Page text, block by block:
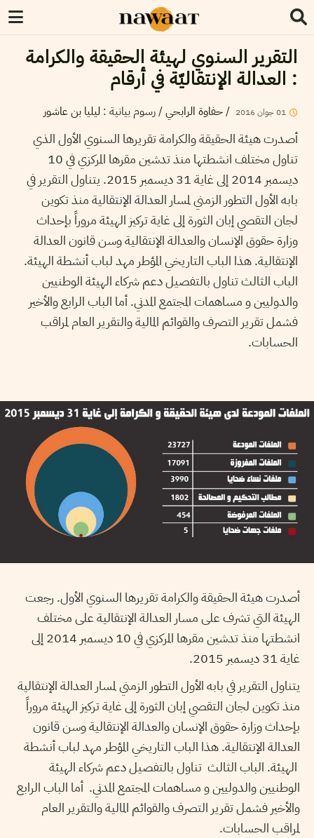
التقرير السنوي لهيئة الحقيقة والكرامة
: العدالة الإنتقاليّة في أرقام
01جوان2016
/حفاوة الرابحي/رسوم بيانية : ليليا بن عاشور
أصدرت هيئة الحقيقة والكرامة تقريرها السنوي الأول الذي
تناول مختلف انشطتها منذ تدشين مقرها المركزي في 10
ديسمبر 2014 إلى غاية 31 ديسمبر 2015. يتناول التقرير في
بابه الأول التطور الزمني لمسار العدالة الإنتقالية منذ تكوين
لجان التقصي إبان الثورة إلى غاية تركيز الهيئة مروراً بإحداث
وزارة حقوق الإنسان والعدالة الإنتقالية وسن قانون العدالة
الإنتقالية. هذا الباب التاريخي المؤطر مهد لباب أنشطة الهيئة.
الباب الثالث تناول بالتفصيل دعم شركاء الهيئة الوطنيين
والدوليين و مساهمات المجتمع المدني. أما الباب الرابع والأخير
فشمل تقرير التصرف والقوائم المالية والتقرير العام لمراقب
الحسابات.
أصدرت هيئة الحقيقة والكرامة تقريرها السنوي الأول. رجعت
الهيئة التي تشرف على مسار العدالة الإنتقالية على مختلف
انشطتها منذ تدشين مقرها المركزي في 10 ديسمبر 2014 إلى
غاية 31 ديسمبر 2015.
يتناول التقرير في بابه الأول التطور الزمني لمسار العدالة الإنتقالية
منذ تكوين لجان التقصي إبان الثورة إلى غاية تركيز الهيئة مروراً
بإحداث وزارة حقوق الإنسان والعدالة الإنتقالية وسن قانون
العدالة الإنتقالية. هذا الباب التاريخي المؤطر مهد لباب أنشطة
الهيئة. الباب الثالث تناول بالتفصيل دعم شركاء الهيئة
الوطنيين والدوليين و مساهمات المجتمع المدني. أما الباب الرابع
والأخير فشمل تقرير التصرف والقوائم المالية والتقرير العام
لمراقب الحسابات.